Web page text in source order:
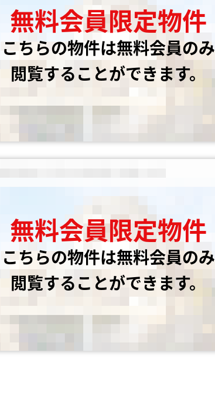
無料会員限定物件
こちらの物件は無料会員のみ
閲覧することができます。
無料会員限定物件
こちらの物件は無料会員のみ
閲覧することができます。